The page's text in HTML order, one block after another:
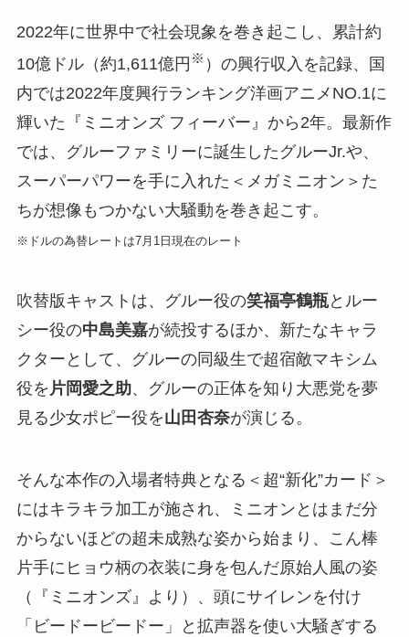
2022年に世界中で社会現象を巻き起こし、累計約
10億ドル（約1,611億円 ※ ）の興行収入を記録、国
内では2022年度興行ランキング洋画アニメNO.1に
輝いた『ミニオンズ フィーバー』から2年。最新作
では、グルーファミリーに誕生したグルーJr.や、
スーパーパワーを手に入れた＜メガミニオン＞た
ちが想像もつかない大騒動を巻き起こす。
※ドルの為替レートは7月1日現在のレート
吹替版キャストは、グルー役の笑福亭鶴瓶とルー
シー役の中島美嘉が続投するほか、新たなキャラ
クターとして、グルーの同級生で超宿敵マキシム
役を 片岡愛之助、グルーの正体を知り大悪党を夢
見る少女ポピー役を山田杏奈が演じる。
そんな本作の入場者特典となる＜超“新化”カード＞
にはキラキラ加工が施され、ミニオンとはまだ分
からないほどの超未成熟な姿から始まり、こん棒
片手にヒョウ柄の衣装に身を包んだ原始人風の姿
（『ミニオンズ』より）、頭にサイレンを付け
「ビードービードー」と拡声器を使い大騒ぎする